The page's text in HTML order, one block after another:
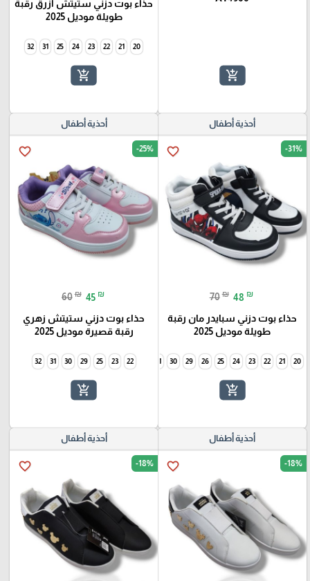
add_shopping_cart
حذاء بوت دزني ستيتش ازرق رقبة
طويلة موديل 2025
20
21
22
23
24
25
31
32
add_shopping_cart
أحذية أطفال
favorite_border -31%
70 ₪ 48 ₪
حذاء بوت دزني سبايدر مان رقبة
طويلة موديل 2025
20
21
22
23
24
25
26
29
30
31
33
34
add_shopping_cart
أحذية أطفال
favorite_border -25%
60 ₪ 45 ₪
حذاء بوت دزني ستيتش زهري
رقبة قصيرة موديل 2025
22
23
25
29
30
31
32
add_shopping_cart
أحذية أطفال
favorite_border -18%
أحذية أطفال
favorite_border -18%